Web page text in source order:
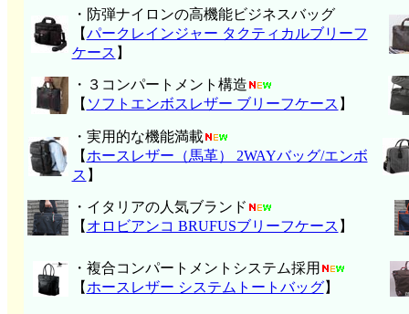
・防弾ナイロンの高機能ビジネスバッグ
【パークレインジャー タクティカルブリーフ
ケース 】
・３コンパートメント構造
【 ソフトエンボスレザー ブリーフケース 】
・実用的な機能満載
【 ホースレザー（馬革） 2WAYバッグ/エンボ
ス 】
・イタリアの人気ブランド
【 オロビアンコ BRUFUSブリーフケース 】
・複合コンパートメントシステム採用
【 ホースレザー システムトートバッグ】